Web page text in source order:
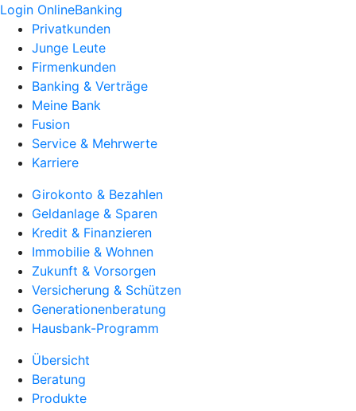
Login OnlineBanking
Privatkunden
Junge Leute
Firmenkunden
Banking & Verträge
Meine Bank
Fusion
Service & Mehrwerte
Karriere
Girokonto & Bezahlen
Geldanlage & Sparen
Kredit & Finanzieren
Immobilie & Wohnen
Zukunft & Vorsorgen
Versicherung & Schützen
Generationenberatung
Hausbank-Programm
Übersicht
Beratung
Produkte